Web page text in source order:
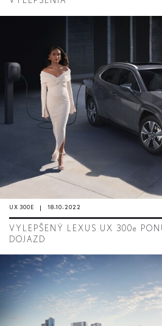
UX 300E 18-10-2022
VYLEPŠENÝ LEXUS UX 300e
DOJAZD